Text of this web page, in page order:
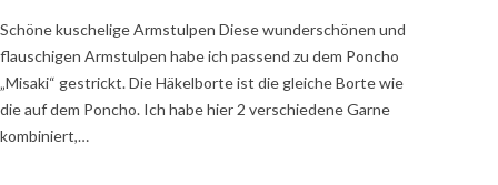
Schöne kuschelige Armstulpen Diese wunderschönen und
flauschigen Armstulpen habe ich passend zu dem Poncho
„Misaki“ gestrickt. Die Häkelborte ist die gleiche Borte wie
die auf dem Poncho. Ich habe hier 2 verschiedene Garne
kombiniert,…